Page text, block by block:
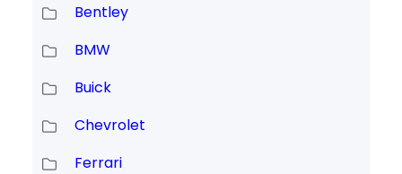
Bentley
BMW
Buick
Chevrolet
Ferrari